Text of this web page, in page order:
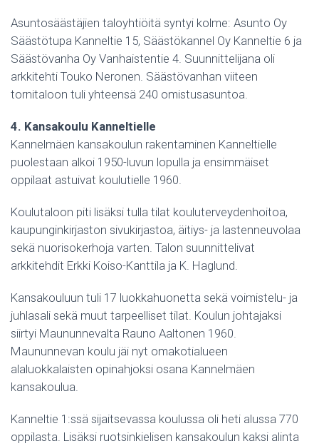
Asuntosäästäjien taloyhtiöitä syntyi kolme: Asunto Oy
Säästötupa Kanneltie 15, Säästökannel Oy Kanneltie 6 ja
Säästövanha Oy Vanhaistentie 4. Suunnittelijana oli
arkkitehti Touko Neronen. Säästövanhan viiteen
tornitaloon tuli yhteensä 240 omistusasuntoa.
4. Kansakoulu Kanneltielle
Kannelmäen kansakoulun rakentaminen Kanneltielle
puolestaan alkoi 1950-luvun lopulla ja ensimmäiset
oppilaat astuivat koulutielle 1960.
Koulutaloon piti lisäksi tulla tilat kouluterveydenhoitoa,
kaupunginkirjaston sivukirjastoa, äitiys- ja lastenneuvolaa
sekä nuorisokerhoja varten. Talon suunnittelivat
arkkitehdit Erkki Koiso-Kanttila ja K. Haglund.
Kansakouluun tuli 17 luokkahuonetta sekä voimistelu- ja
juhlasali sekä muut tarpeelliset tilat. Koulun johtajaksi
siirtyi Maununnevalta Rauno Aaltonen 1960.
Maununnevan koulu jäi nyt omakotialueen
alaluokkalaisten opinahjoksi osana Kannelmäen
kansakoulua.
Kanneltie 1:ssä sijaitsevassa koulussa oli heti alussa 770
oppilasta. Lisäksi ruotsinkielisen kansakoulun kaksi alinta